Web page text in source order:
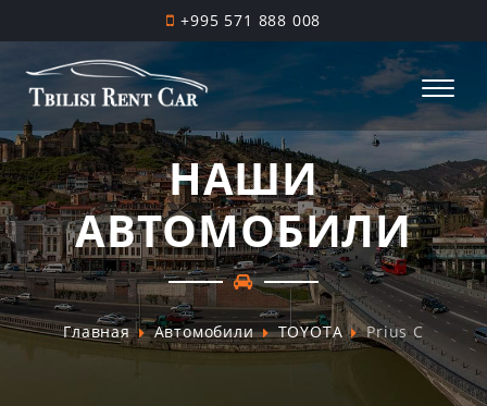
+995 571 888 008
НАШИ
АВТОМОБИЛИ
Главная Автомобили TOYOTA Prius C